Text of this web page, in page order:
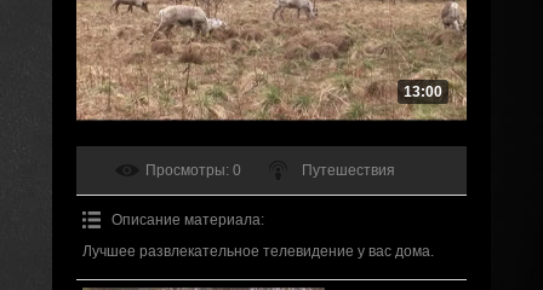
13:00
Просмотры: 0 Путешествия
Описание материала:
Лучшее развлекательное телевидение у вас дома.